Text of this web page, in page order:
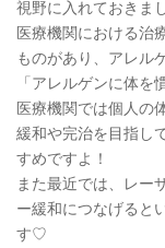
視野に入れておきま
医療機関における治
ものがあり、アレル
「アレルゲンに体を
医療機関では個人の
緩和や完治を目指し
すめですよ！
また最近では、レー
ー緩和につなげると
す♡